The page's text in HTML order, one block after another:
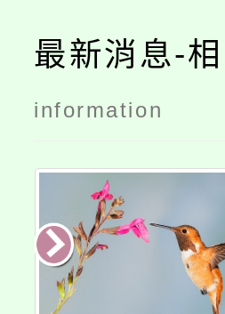
最新消息-
information